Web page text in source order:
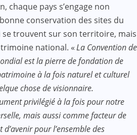
chaque pays s’engage non
conservation des sites du
trouvent sur son territoire, mais
national. «La Convention de
est la pierre de fondation de
à la fois naturel et culturel
chose de visionnaire.
privilégié à la fois pour notre
mais aussi comme facteur de
pour l’ensemble des